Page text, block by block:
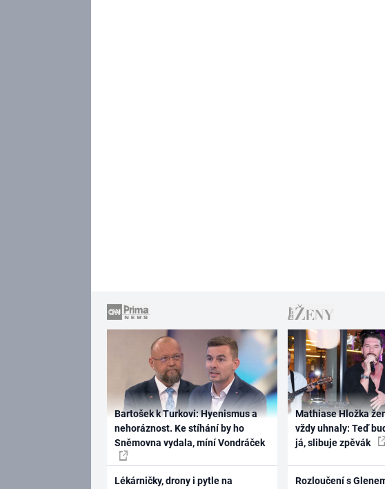
Bartošek k Turkovi: Hyenismus a
nehoráznost. Ke stíhání by ho
Sněmovna vydala, míní Vondráček
Lékárničky, drony i pytle na
Mathiase Hložka
vždy uhnaly: Teď
já, slibuje zpěvák
Rozloučení s